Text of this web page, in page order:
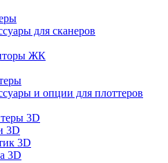
для сканеров
ЖК
и опции для плоттеров
3D
3D
3D
3D